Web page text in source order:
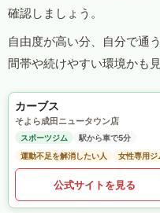
確認しましょう。
自由度が高い分、自分で通
間帯や続けやすい環境かも
カーブス
そよら成田ニュータウン店
スポーツジム
駅から車で5分
運動不足を解消したい人
女性専用ジ
公式サイトを見る